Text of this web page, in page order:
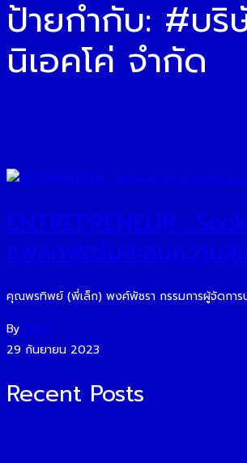
ป้ายกำกับ: #บริ
นิเอคโค่ จำกัด
ENTREPRENEUR :
แพลทฟอร์มสะสมความสุ
คุณพรทิพย์ (พี่เล็ก) พงศ์พัชรา กรรมการผู้จัดกา
By O2O
29 กันยายน 2023
Recent Posts